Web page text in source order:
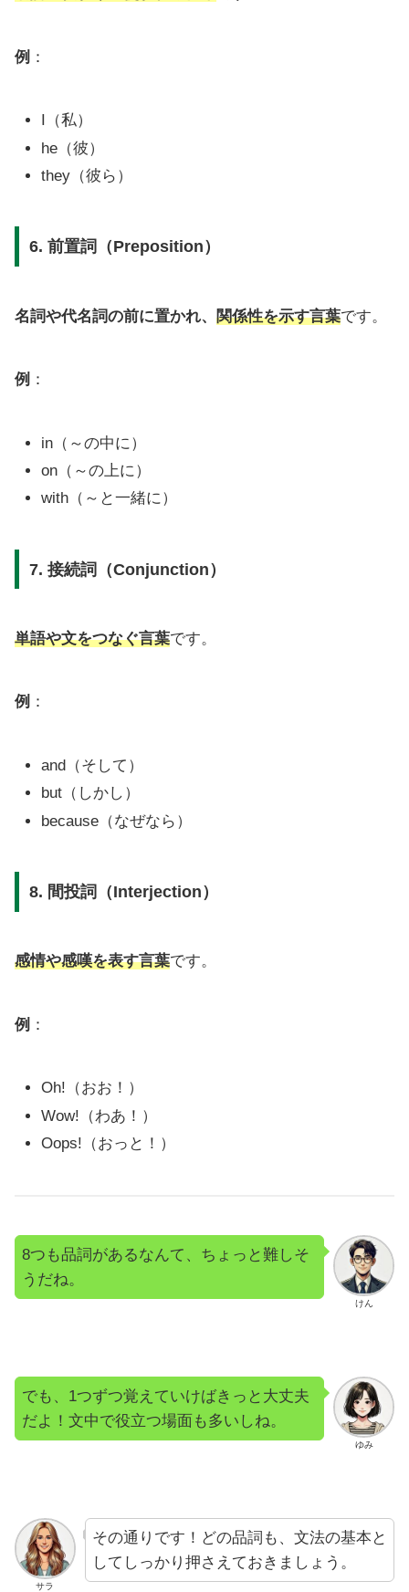
例 ：
I（私）
he（彼）
they（彼ら）
6. 前置詞（Preposition）
名詞や代名詞の前に置かれ、 関係性を示す言葉です。
例 ：
in（～の中に）
on（～の上に）
with（～と一緒に）
7. 接続詞（Conjunction）
単語や文をつなぐ言葉です。
例 ：
and（そして）
but（しかし）
because（なぜなら）
8. 間投詞（Interjection）
感情や感嘆を表す言葉です。
例 ：
Oh!（おお！）
Wow!（わあ！）
Oops!（おっと！）
けん
8つも品詞があるなんて、ちょっと難しそ
うだね。
ゆみ
でも、1つずつ覚えていけばきっと大丈夫
だよ！文中で役立つ場面も多いしね。
サラ
その通りです！どの品詞も、文法の基本と
してしっかり押さえておきましょう。